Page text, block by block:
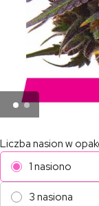
Liczba nasion w
1 nasiono
3 nasiona